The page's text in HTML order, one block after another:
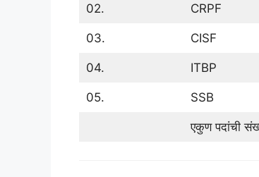
02. CRPF
03. CISF
04. ITBP
05. SSB
एकुण पदांची